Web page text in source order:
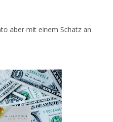
aber mit einem Schatz an